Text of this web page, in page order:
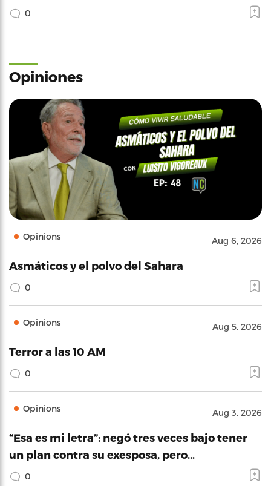
0
Opiniones
Opinions Aug 6, 2026
Asmáticos y el polvo del Sahara
0
Opinions Aug 5, 2026
Terror a las 10 AM
0
Opinions Aug 3, 2026
“Esa es mi letra”: negó tres veces bajo tener
un plan contra su exesposa, pero…
0